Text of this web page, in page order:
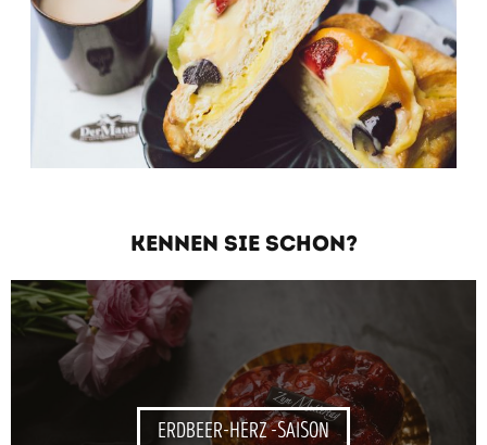
KENNEN SIE SCHON?
ERDBEER-HERZ -SAISON